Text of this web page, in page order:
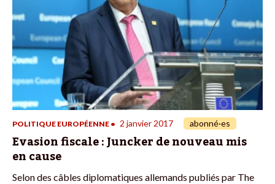
POLITIQUE EUROPÉENNE • 2 janvier 2017 abonné·es
Evasion fiscale : Juncker de nouveau mis
en cause
Selon des câbles diplomatiques allemands publiés par The